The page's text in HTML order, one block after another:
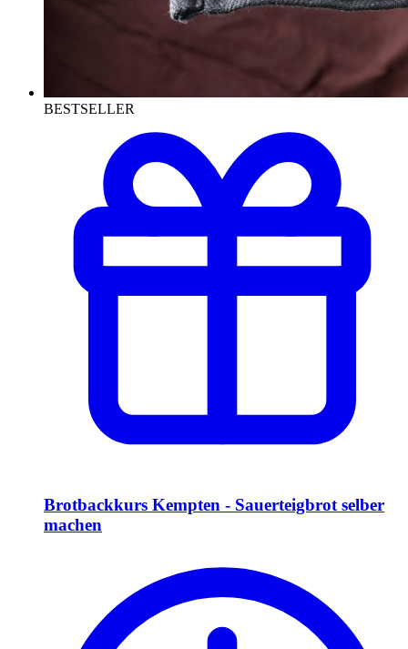
BESTSELLER
Brotbackkurs Kempten - Sauerteigbrot selber
machen